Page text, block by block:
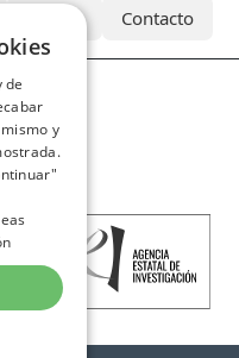
Equipo Contacto
de
y